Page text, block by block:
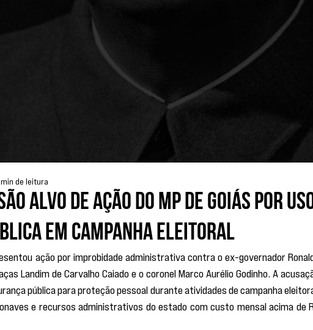
alvo de ação do MP de Goiás por
em campanha eleitoral
de leitura
ação por improbidade administrativa contra o ex-governador
Landim de Carvalho Caiado e o coronel Marco Aurélio Godinho. A
pública para proteção pessoal durante atividades de campanha
e recursos administrativos do estado com custo mensal acima de